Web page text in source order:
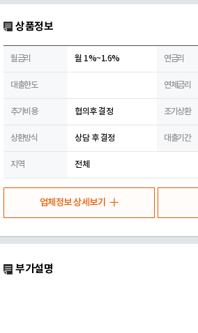
상품정보
월금리 월 1%~1.6% 연금리
대출한도 연체금리
추가비용 협의후 결정 조기상환
상환방식 상담 후 결정 대출기간
지역 전체
업체정보 상세보기
부가설명